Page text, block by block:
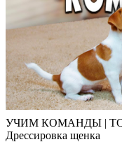
УЧИМ КОМАНДЫ | ТОП
Дрессировка щенка